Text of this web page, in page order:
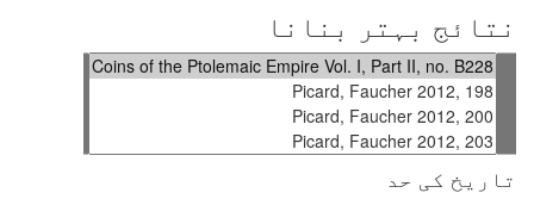
نتائج بہتر بنانا
تاریخ کی حد